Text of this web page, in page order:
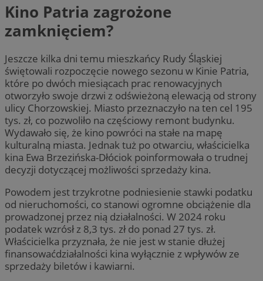
Kino Patria zagrożone
zamknięciem?
Jeszcze kilka dni temu mieszkańcy Rudy Śląskiej
świętowali rozpoczęcie nowego sezonu w Kinie Patria,
które po dwóch miesiącach prac renowacyjnych
otworzyło swoje drzwi z odświeżoną elewacją od strony
ulicy Chorzowskiej. Miasto przeznaczyło na ten cel 195
tys. zł, co pozwoliło na częściowy remont budynku.
Wydawało się, że kino powróci na stałe na mapę
kulturalną miasta. Jednak tuż po otwarciu, właścicielka
kina Ewa Brzezińska-Dłóciok poinformowała o trudnej
decyzji dotyczącej możliwości sprzedaży kina.
Powodem jest trzykrotne podniesienie stawki podatku
od nieruchomości, co stanowi ogromne obciążenie dla
prowadzonej przez nią działalności. W 2024 roku
podatek wzrósł z 8,3 tys. zł do ponad 27 tys. zł.
Właścicielka przyznała, że nie jest w stanie dłużej
finansowaćdziałalności kina wyłącznie z wpływów ze
sprzedaży biletów i kawiarni.